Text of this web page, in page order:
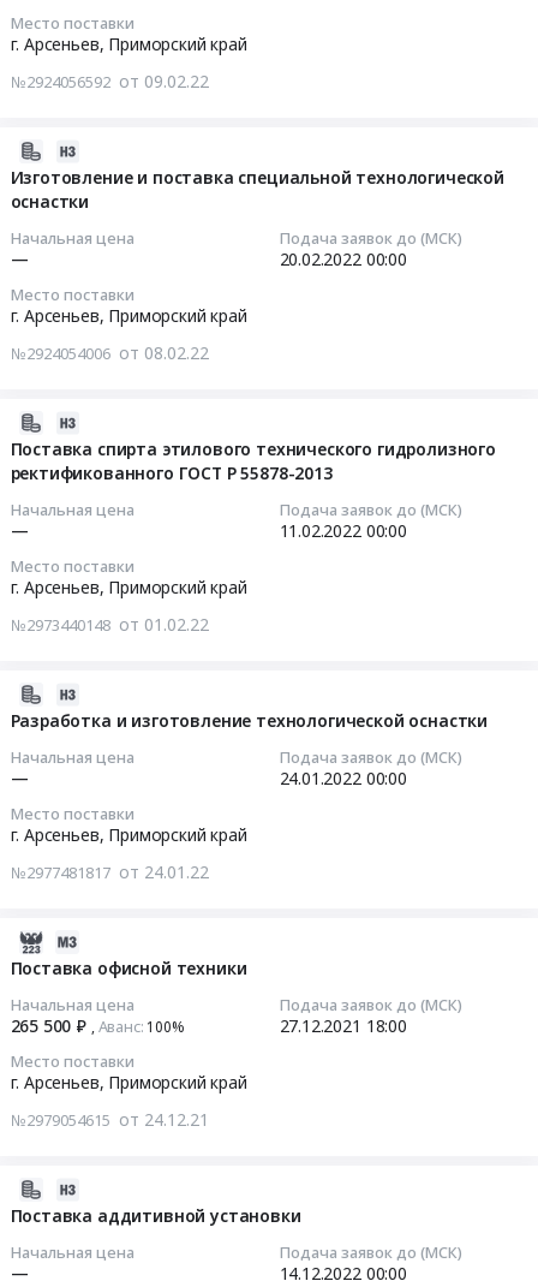
Место поставки
г. Арсеньев, Приморский край
№2924056592 от 09.02.22
Изготовление и поставка специальной технологической
оснастки
Начальная цена
—
Подача заявок до (МСК)
20.02.2022 00:00
Место поставки
г. Арсеньев, Приморский край
№2924054006 от 08.02.22
Поставка спирта этилового технического гидролизного
ректификованного ГОСТ Р 55878-2013
Начальная цена
—
Подача заявок до (МСК)
11.02.2022 00:00
Место поставки
г. Арсеньев, Приморский край
№2973440148 от 01.02.22
Разработка и изготовление технологической оснастки
Начальная цена
—
Подача заявок до (МСК)
24.01.2022 00:00
Место поставки
г. Арсеньев, Приморский край
№2977481817 от 24.01.22
Поставка офисной техники
Начальная цена
265 500 ₽ Аванс: 100%‍
Подача заявок до (МСК)
27.12.2021 18:00
Место поставки
г. Арсеньев, Приморский край
№2979054615 от 24.12.21
Поставка аддитивной установки
Начальная цена
—
Подача заявок до (МСК)
14.12.2022 00:00